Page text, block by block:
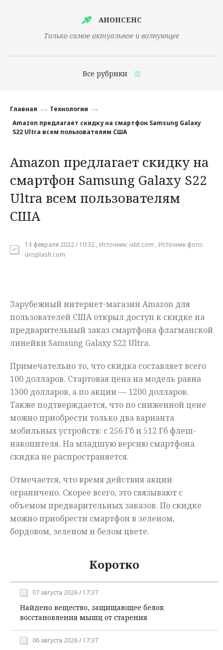
АНОНСЕНС
Только самое актуальное и волнующее
Все рубрики
Финансы
Наука
Культура
Общество
Политика
Происшествия
Главная
Технологии
Amazon предлагает скидку на смартфон Samsung Galaxy
S22 Ultra всем пользователям США
Amazon предлагает скидку на
смартфон Samsung Galaxy S22
Ultra всем пользователям
США
13 февраля 2022 / 10:32 , Источник: ixbt.com , Источник фото:
unsplash.com
Зарубежный интернет-магазин Amazon для
пользователей США открыл доступ к скидке на
предварительный заказ смартфона флагманской
линейки Samsung Galaxy S22 Ultra.
Примечательно то, что скидка составляет всего
100 долларов. Стартовая цена на модель равна
1300 долларов, а по акции — 1200 долларов.
Также подтверждается, что по сниженной цене
можно приобрести только два варианта
мобильных устройств: с 256 Гб и 512 Гб флеш-
накопителя. На младшую версию смартфона
скидка не распространяется.
Отмечается, что время действия акции
ограничено. Скорее всего, это связывают с
объемом предварительных заказов. По скидке
можно приобрести смартфон в зеленом,
бордовом, зеленом и белом цвете.
Коротко
07 августа 2026 / 17:37
Найдено вещество, защищающее белок
восстановления мышц от старения
06 августа 2026 / 17:37